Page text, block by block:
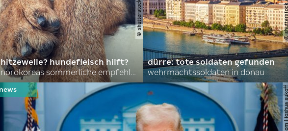
hitzewelle? hundefleisch hilft?
nordkoreas sommerliche empfehlungen
dürre: tote soldaten gefunden
wehrmachtssoldaten in donau